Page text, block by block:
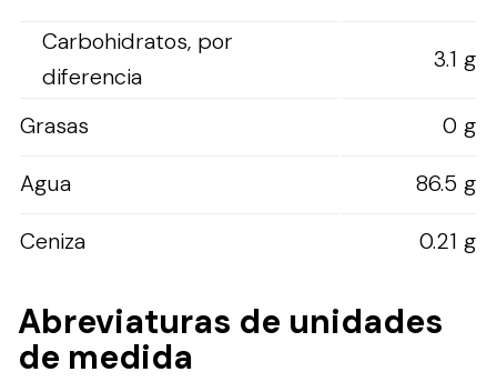
Carbohidratos, por
diferencia
3.1 g
Grasas
0 g
Agua
86.5 g
Ceniza
0.21 g
Abreviaturas de unidades
de medida